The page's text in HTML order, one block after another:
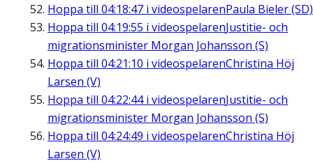
Hoppa till 04:18:47 i videospelarenPaula Bieler (SD)
Hoppa till 04:19:55 i videospelarenJustitie- och
migrationsminister Morgan Johansson (S)
Hoppa till 04:21:10 i videospelarenChristina Höj
Larsen (V)
Hoppa till 04:22:44i videospelarenJustitie- och
migrationsminister Morgan Johansson (S)
Hoppa till 04:24:49 i videospelarenChristina Höj
Larsen (V)